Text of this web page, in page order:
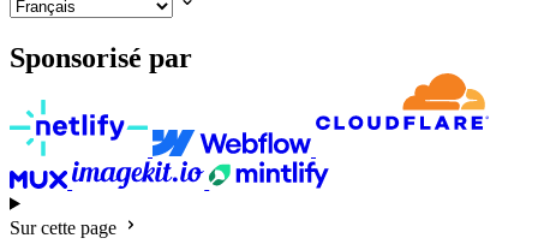
Sponsorisé par
Sur cette page